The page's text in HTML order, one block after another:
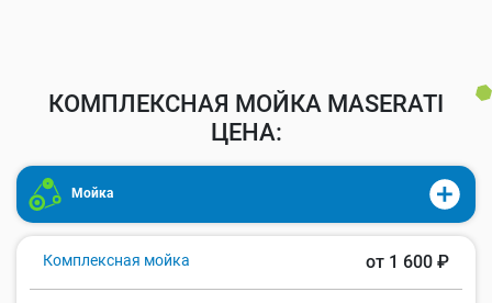
КОМПЛЕКСНАЯ МОЙКА MASERATI
ЦЕНА:
Мойка
Комплексная мойка от 1 600 ₽